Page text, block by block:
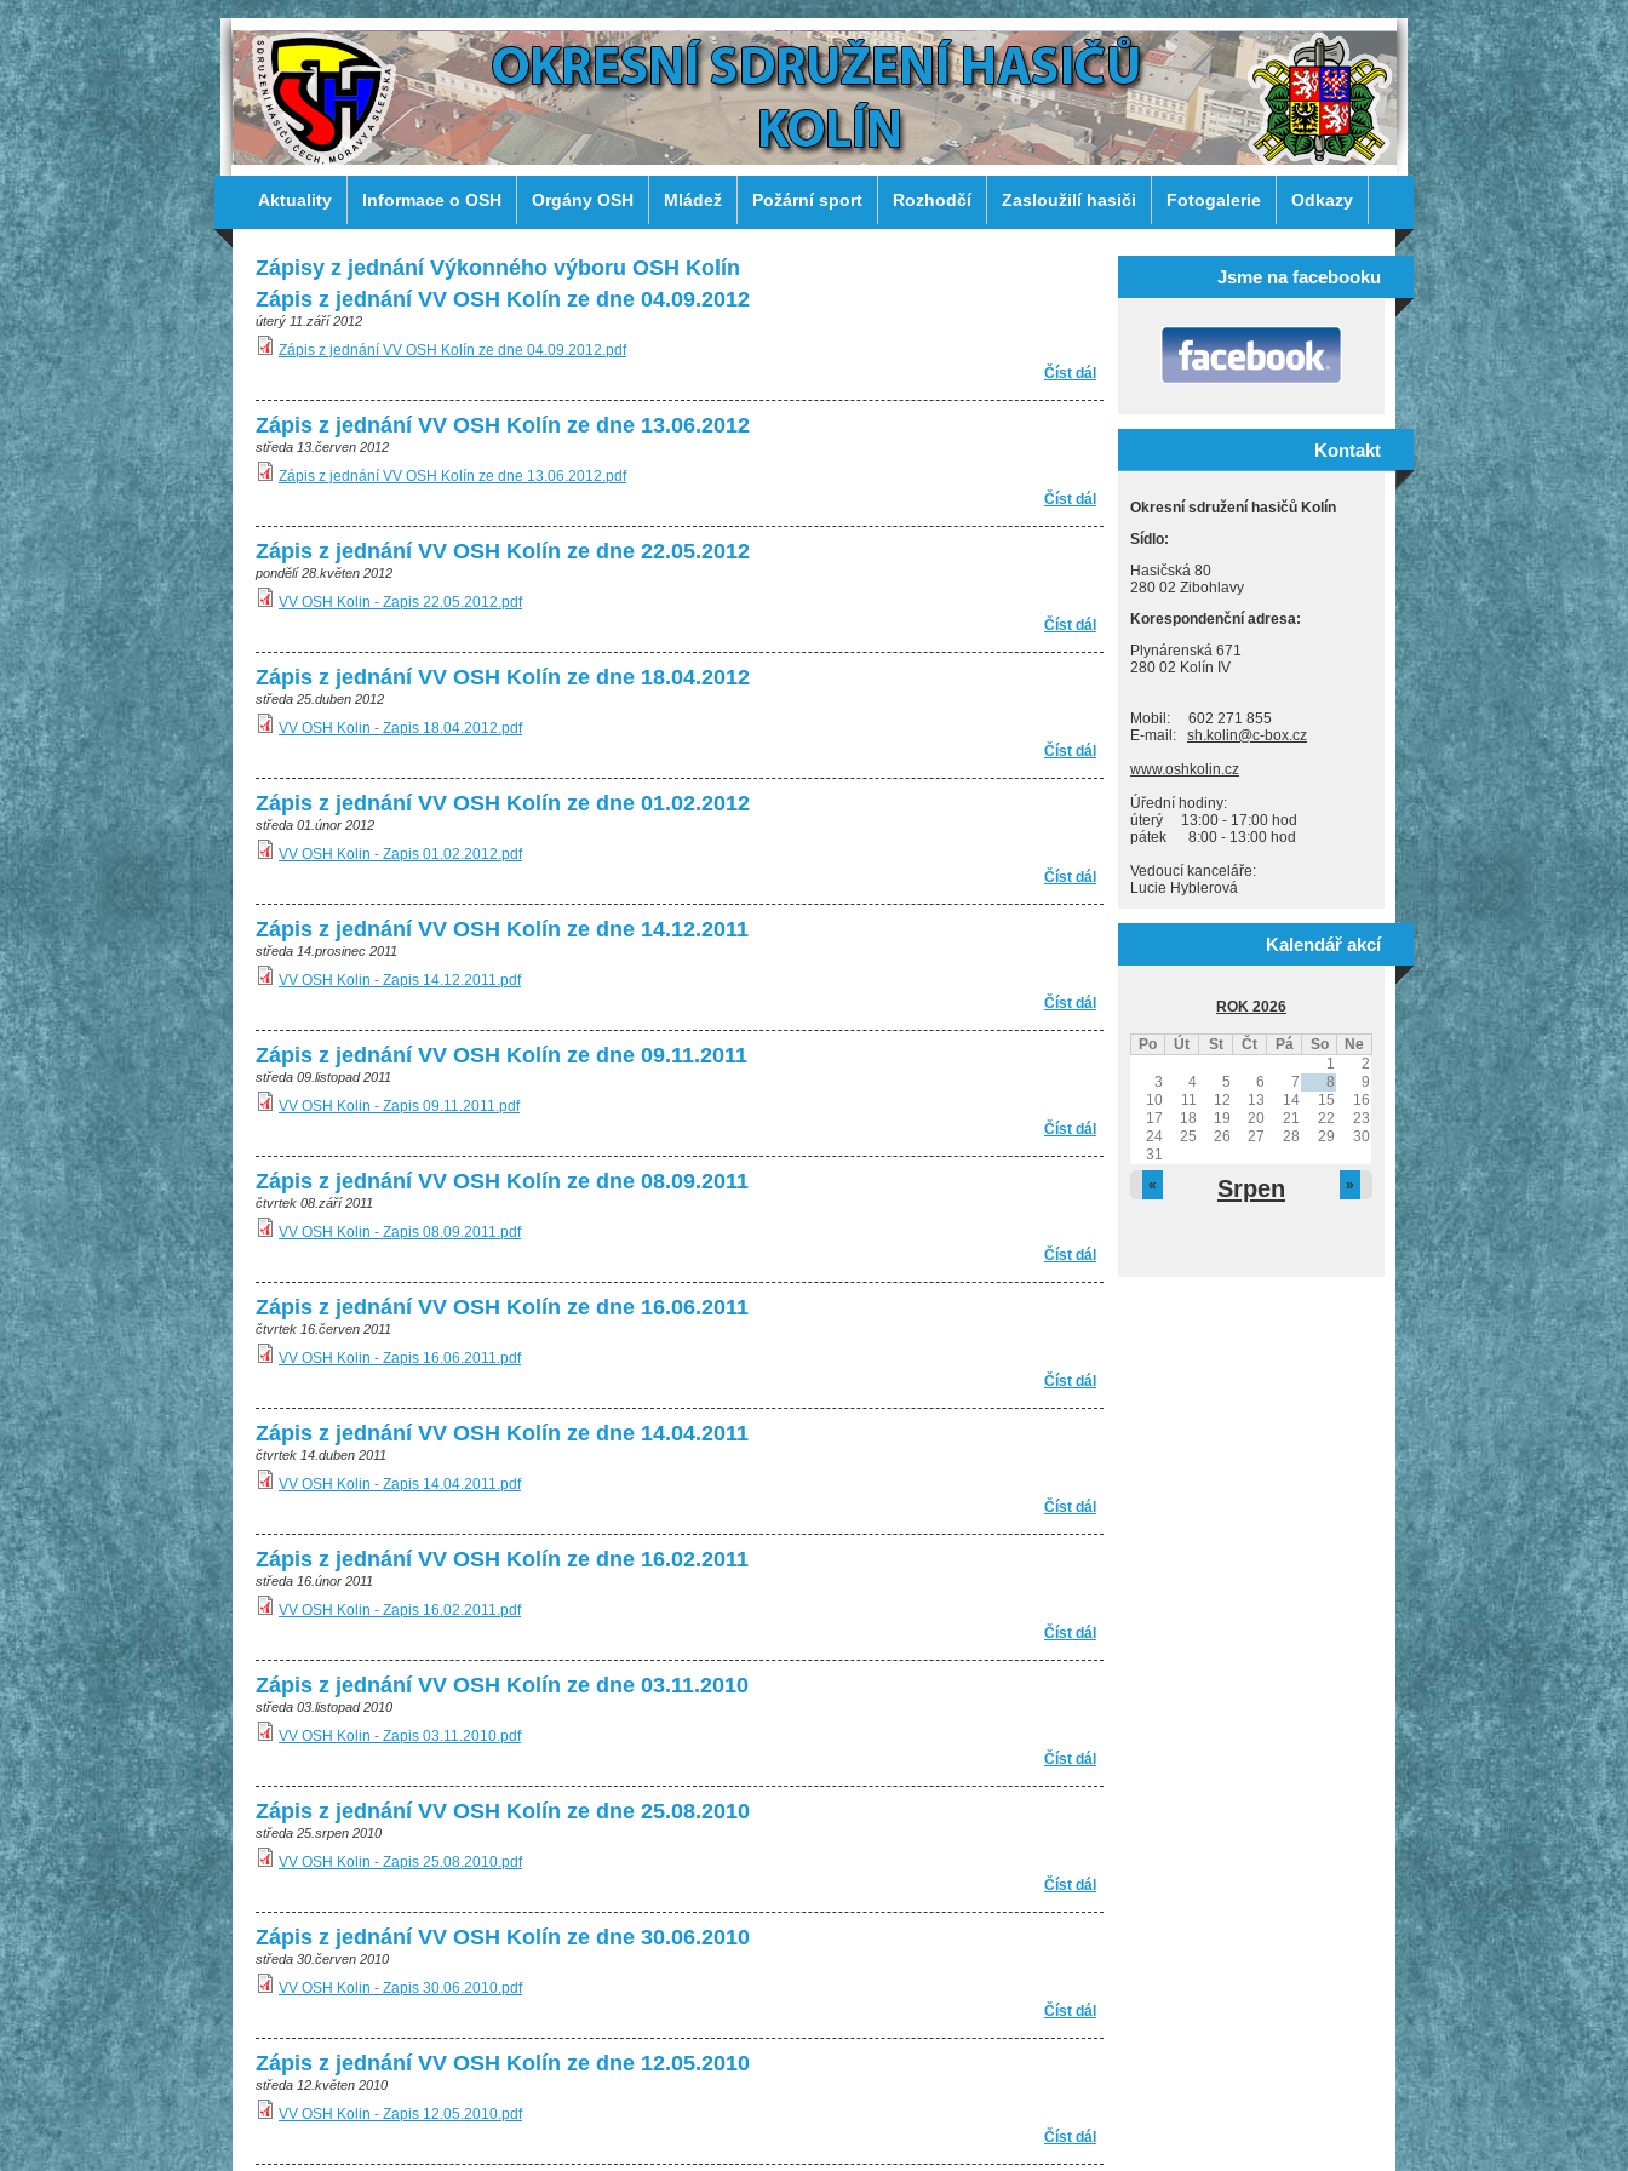
Aktuality Informace o OSH Orgány OSH Mládež Požární sport Rozhodčí Zasloužilí hasiči Fotogalerie Odkazy
Zápisy z jednání Výkonného výboru OSH Kolín
Zápis z jednání VV OSH Kolín ze dne 04.09.2012
úterý 11.září 2012
Zápis z jednání VV OSH Kolín ze dne 04.09.2012.pdf
Číst dál
Zápis z jednání VV OSH Kolín ze dne 04.09.2012
Zápis z jednání VV OSH Kolín ze dne 13.06.2012
středa 13.červen 2012
Zápis z jednání VV OSH Kolín ze dne 13.06.2012.pdf
Číst dál
Zápis z jednání VV OSH Kolín ze dne 13.06.2012
Zápis z jednání VV OSH Kolín ze dne 22.05.2012
pondělí 28.květen 2012
VV OSH Kolin - Zapis 22.05.2012.pdf
Číst dál
Zápis z jednání VV OSH Kolín ze dne 22.05.2012
Zápis z jednání VV OSH Kolín ze dne 18.04.2012
středa 25.duben 2012
VV OSH Kolin - Zapis 18.04.2012.pdf
Číst dál
Zápis z jednání VV OSH Kolín ze dne 18.04.2012
Zápis z jednání VV OSH Kolín ze dne 01.02.2012
středa 01.únor 2012
VV OSH Kolin - Zapis 01.02.2012.pdf
Číst dál
Zápis z jednání VV OSH Kolín ze dne 01.02.2012
Zápis z jednání VV OSH Kolín ze dne 14.12.2011
středa 14.prosinec 2011
VV OSH Kolin - Zapis 14.12.2011.pdf
Číst dál
Zápis z jednání VV OSH Kolín ze dne 14.12.2011
Zápis z jednání VV OSH Kolín ze dne 09.11.2011
středa 09.listopad 2011
VV OSH Kolin - Zapis 09.11.2011.pdf
Číst dál
Zápis z jednání VV OSH Kolín ze dne 09.11.2011
Zápis z jednání VV OSH Kolín ze dne 08.09.2011
čtvrtek 08.září 2011
VV OSH Kolin - Zapis 08.09.2011.pdf
Číst dál
Zápis z jednání VV OSH Kolín ze dne 08.09.2011
Zápis z jednání VV OSH Kolín ze dne 16.06.2011
čtvrtek 16.červen 2011
VV OSH Kolin - Zapis 16.06.2011.pdf
Číst dál
Zápis z jednání VV OSH Kolín ze dne 16.06.2011
Zápis z jednání VV OSH Kolín ze dne 14.04.2011
čtvrtek 14.duben 2011
VV OSH Kolin - Zapis 14.04.2011.pdf
Číst dál
Zápis z jednání VV OSH Kolín ze dne 14.04.2011
Zápis z jednání VV OSH Kolín ze dne 16.02.2011
středa 16.únor 2011
VV OSH Kolin - Zapis 16.02.2011.pdf
Číst dál
Zápis z jednání VV OSH Kolín ze dne 16.02.2011
Zápis z jednání VV OSH Kolín ze dne 03.11.2010
středa 03.listopad 2010
VV OSH Kolin - Zapis 03.11.2010.pdf
Číst dál
Zápis z jednání VV OSH Kolín ze dne 03.11.2010
Zápis z jednání VV OSH Kolín ze dne 25.08.2010
středa 25.srpen 2010
VV OSH Kolin - Zapis 25.08.2010.pdf
Číst dál
Zápis z jednání VV OSH Kolín ze dne 25.08.2010
Zápis z jednání VV OSH Kolín ze dne 30.06.2010
středa 30.červen 2010
VV OSH Kolin - Zapis 30.06.2010.pdf
Číst dál
Zápis z jednání VV OSH Kolín ze dne 30.06.2010
Zápis z jednání VV OSH Kolín ze dne 12.05.2010
středa 12.květen 2010
VV OSH Kolin - Zapis 12.05.2010.pdf
Číst dál
Zápis z jednání VV OSH Kolín ze dne 12.05.2010
Jsme na facebooku
Kontakt
Okresní sdružení hasičů Kolín
Sídlo:
Hasičská 80
280 02 Zibohlavy
Korespondenční adresa:
Plynárenská 671
280 02 Kolín IV
Mobil: 602 271 855
E-mail: sh.kolin@c-box.cz
www.oshkolin.cz
Úřední hodiny:
úterý 13:00 - 17:00 hod
pátek 8:00 - 13:00 hod
Vedoucí kanceláře:
Lucie Hyblerová
Kalendář akcí
ROK 2026
Po Út St Čt Pá So
Ne
1
2
3
4 5 6 7 8
9
10
11 12 13 14 15
16
17
18 19 20 21 22
23
24
25 26 27 28 29
30
31
Srpen
« »